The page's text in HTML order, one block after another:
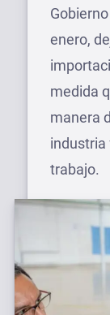
enero,
medida
manera
industria
trabajo.